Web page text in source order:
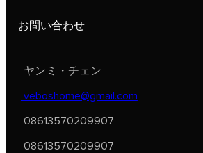
お問い合わせ
ヤンミ・チェン
veboshome@gmail.com
08613570209907
08613570209907